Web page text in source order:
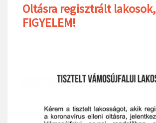
Oltásra regisztrált lakosok,
FIGYELEM!